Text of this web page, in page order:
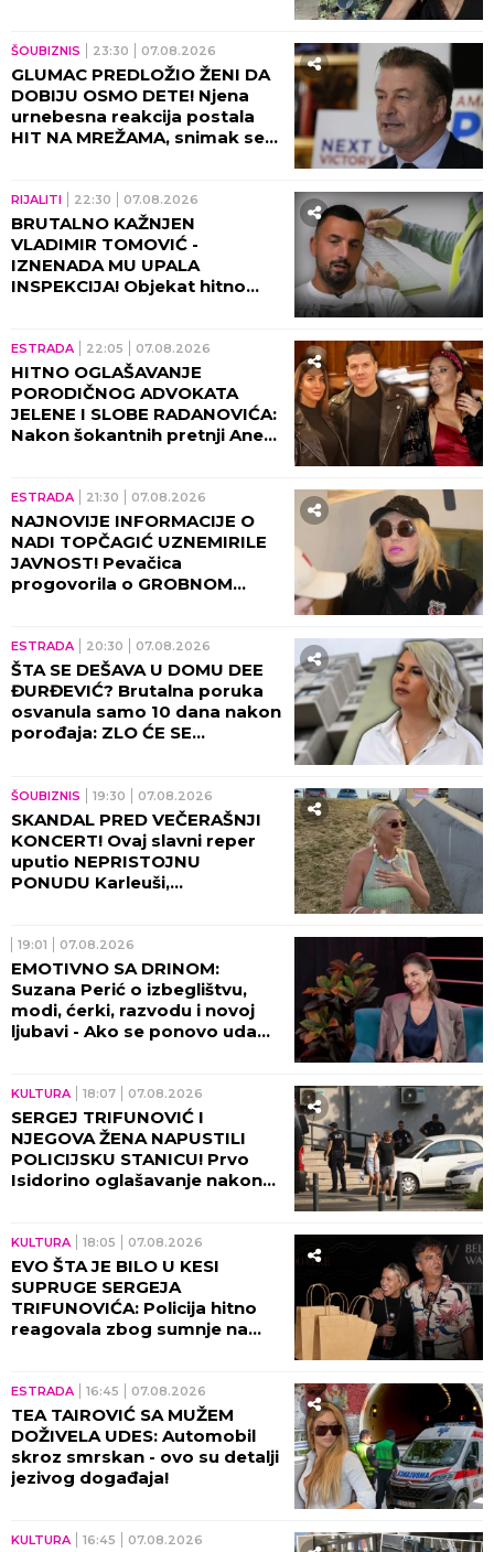
ŠOUBIZNIS 23:30 07.08.2026
GLUMAC PREDLOŽIO ŽENI DA
DOBIJU OSMO DETE! Njena
urnebesna reakcija postala
HIT NA MREŽAMA, snimak se
RIJALITI 22:30 07.08.2026
BRUTALNO KAŽNJEN
VLADIMIR TOMOVIĆ -
IZNENADA MU UPALA
INSPEKCIJA! Objekat hitno
ESTRADA 22:05 07.08.2026
HITNO OGLAŠAVANJE
PORODIČNOG ADVOKATA
JELENE I SLOBE RADANOVIĆA:
Nakon šokantnih pretnji Ane
ESTRADA 21:30 07.08.2026
NAJNOVIJE INFORMACIJE O
NADI TOPČAGIĆ UZNEMIRILE
JAVNOST! Pevačica
progovorila o GROBNOM
ESTRADA 20:30 07.08.2026
ŠTA SE DEŠAVA U DOMU DEE
ĐURĐEVIĆ? Brutalna poruka
osvanula samo 10 dana nakon
porođaja: ZLO ĆE SE
ŠOUBIZNIS 19:30 07.08.2026
SKANDAL PRED VEČERAŠNJI
KONCERT! Ovaj slavni reper
uputio NEPRISTOJNU
PONUDU Karleuši,
19:01 07.08.2026
EMOTIVNO SA DRINOM:
Suzana Perić o izbeglištvu,
modi, ćerki, razvodu i novoj
ljubavi - Ako se ponovo udam,
KULTURA 18:07 07.08.2026
SERGEJ TRIFUNOVIĆ I
NJEGOVA ŽENA NAPUSTILI
POLICIJSKU STANICU! Prvo
Isidorino oglašavanje nakon
KULTURA 18:05 07.08.2026
EVO ŠTA JE BILO U KESI
SUPRUGE SERGEJA
TRIFUNOVIĆA: Policija hitno
reagovala zbog sumnje na
ESTRADA 16:45 07.08.2026
TEA TAIROVIĆ SA MUŽEM
DOŽIVELA UDES: Automobil
skroz smrskan - ovo su detalji
jezivog događaja!
KULTURA 16:45 07.08.2026